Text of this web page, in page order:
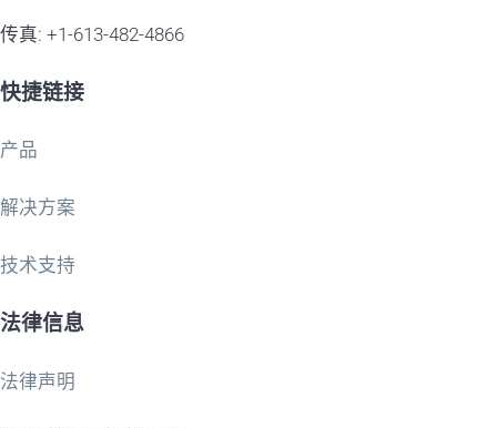
传真: +1-613-482-4866
快捷链接
产品
解决方案
技术支持
法律信息
法律声明